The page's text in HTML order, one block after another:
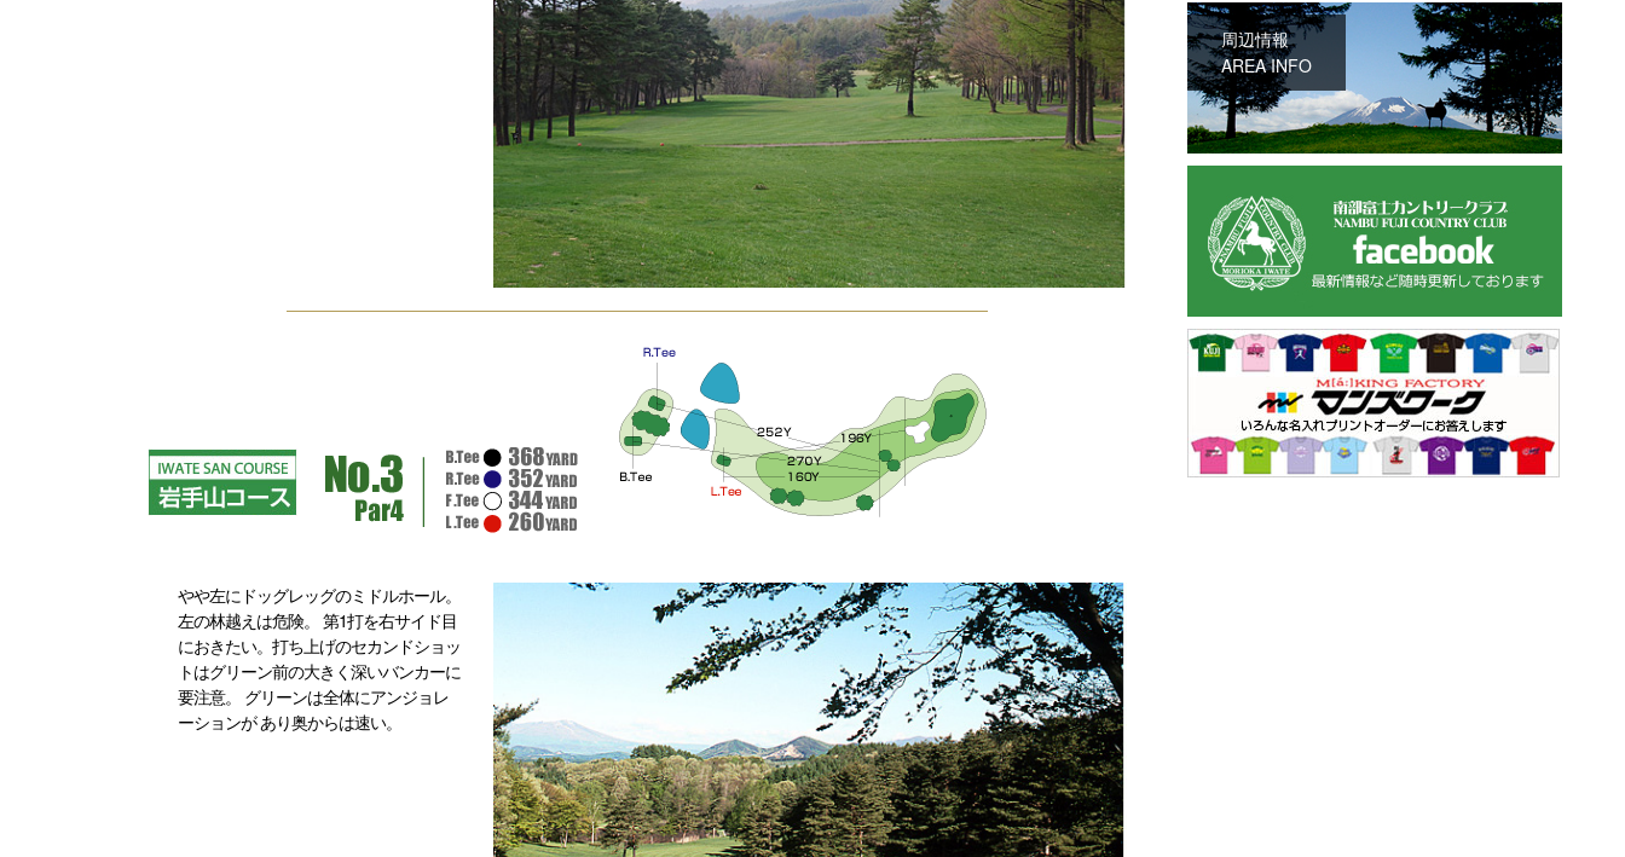
やや左にドッグレッグのミドルホール。
左の林越えは危険。 第1打を右サイド目
におきたい。打ち上げのセカンドショッ
トはグリーン前の大きく深いバンカーに
要注意。 グリーンは全体にアンジョレ
ーションが あり奥からは速い。
周辺情報
AREA INFO